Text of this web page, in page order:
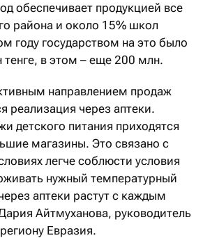
обеспечивает продукцией все
района и около 15% школ
году государством на это было
в этом – еще 200 млн.
направлением продаж
реализация через аптеки.
детского питания приходятся
магазины. Это связано с
легче соблюсти условия
нужный температурный
аптеки растут с каждым
Айтмуханова, руководитель
Евразия.